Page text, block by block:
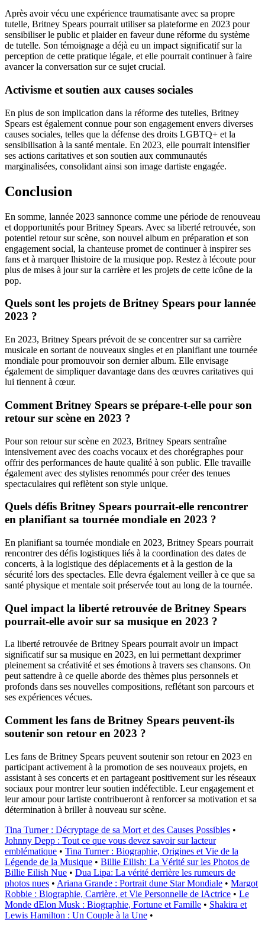
Après avoir vécu une expérience traumatisante avec sa propre
tutelle, Britney Spears pourrait utiliser sa plateforme en 2023 pour
sensibiliser le public et plaider en faveur dune réforme du système
de tutelle. Son témoignage a déjà eu un impact significatif sur la
perception de cette pratique légale, et elle pourrait continuer à faire
avancer la conversation sur ce sujet crucial.
Activisme et soutien aux causes sociales
En plus de son implication dans la réforme des tutelles, Britney
Spears est également connue pour son engagement envers diverses
causes sociales, telles que la défense des droits LGBTQ+ et la
sensibilisation à la santé mentale. En 2023, elle pourrait intensifier
ses actions caritatives et son soutien aux communautés
marginalisées, consolidant ainsi son image dartiste engagée.
Conclusion
En somme, lannée 2023 sannonce comme une période de renouveau
et dopportunités pour Britney Spears. Avec sa liberté retrouvée, son
potentiel retour sur scène, son nouvel album en préparation et son
engagement social, la chanteuse promet de continuer à inspirer ses
fans et à marquer lhistoire de la musique pop. Restez à lécoute pour
plus de mises à jour sur la carrière et les projets de cette icône de la
pop.
Quels sont les projets de Britney Spears pour lannée
2023 ?
En 2023, Britney Spears prévoit de se concentrer sur sa carrière
musicale en sortant de nouveaux singles et en planifiant une tournée
mondiale pour promouvoir son dernier album. Elle envisage
également de simpliquer davantage dans des œuvres caritatives qui
lui tiennent à cœur.
Comment Britney Spears se prépare-t-elle pour son
retour sur scène en 2023 ?
Pour son retour sur scène en 2023, Britney Spears sentraîne
intensivement avec des coachs vocaux et des chorégraphes pour
offrir des performances de haute qualité à son public. Elle travaille
également avec des stylistes renommés pour créer des tenues
spectaculaires qui reflètent son style unique.
Quels défis Britney Spears pourrait-elle rencontrer
en planifiant sa tournée mondiale en 2023 ?
En planifiant sa tournée mondiale en 2023, Britney Spears pourrait
rencontrer des défis logistiques liés à la coordination des dates de
concerts, à la logistique des déplacements et à la gestion de la
sécurité lors des spectacles. Elle devra également veiller à ce que sa
santé physique et mentale soit préservée tout au long de la tournée.
Quel impact la liberté retrouvée de Britney Spears
pourrait-elle avoir sur sa musique en 2023 ?
La liberté retrouvée de Britney Spears pourrait avoir un impact
significatif sur sa musique en 2023, en lui permettant dexprimer
pleinement sa créativité et ses émotions à travers ses chansons. On
peut sattendre à ce quelle aborde des thèmes plus personnels et
profonds dans ses nouvelles compositions, reflétant son parcours et
ses expériences vécues.
Comment les fans de Britney Spears peuvent-ils
soutenir son retour en 2023 ?
Les fans de Britney Spears peuvent soutenir son retour en 2023 en
participant activement à la promotion de ses nouveaux projets, en
assistant à ses concerts et en partageant positivement sur les réseaux
sociaux pour montrer leur soutien indéfectible. Leur engagement et
leur amour pour lartiste contribueront à renforcer sa motivation et sa
détermination à briller à nouveau sur scène.
Tina Turner : Décryptage de sa Mort et des Causes Possibles •
Johnny Depp : Tout ce que vous devez savoir sur lacteur
emblématique • Tina Turner : Biographie, Origines et Vie de la
Légende de la Musique • Billie Eilish: La Vérité sur les Photos de
Billie Eilish Nue • Dua Lipa: La vérité derrière les rumeurs de
photos nues • Ariana Grande : Portrait dune Star Mondiale • Margot
Robbie : Biographie, Carrière, et Vie Personnelle de lActrice • Le
Monde dElon Musk : Biographie, Fortune et Famille • Shakira et
Lewis Hamilton : Un Couple à la Une •